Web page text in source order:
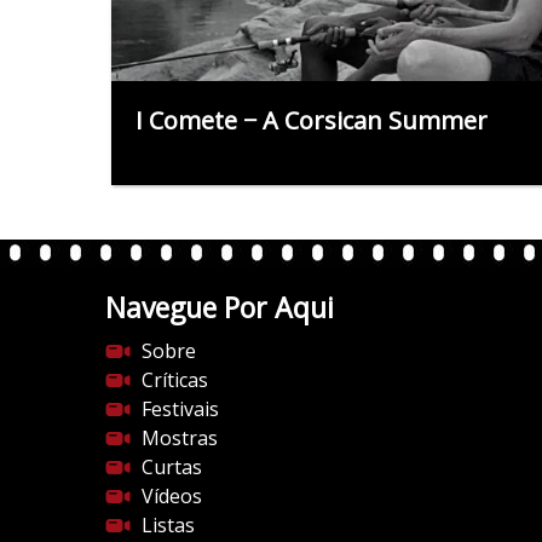
I Comete − A Corsican Summer
Navegue Por Aqui
Sobre
Críticas
Festivais
Mostras
Curtas
Vídeos
Listas